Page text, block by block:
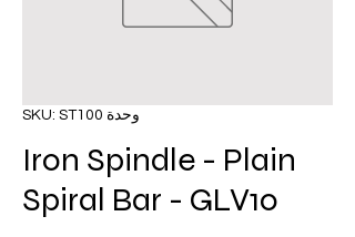
وحدة SKU: ST100
Iron Spindle - Plain
Spiral Bar - GLV10